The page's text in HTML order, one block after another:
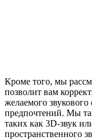
Кроме того, мы
позволит вам
желаемого
предпочтений. Мы
таких как 3D-звук
пространственного